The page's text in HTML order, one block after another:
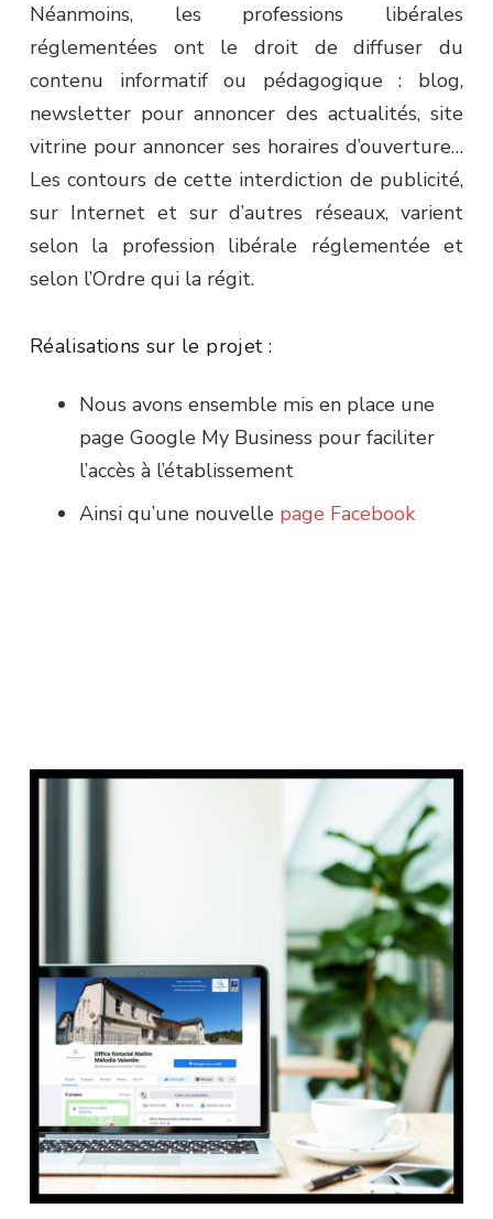
Néanmoins, les professions libérales
réglementées ont le droit de diffuser du
contenu informatif ou pédagogique : blog,
newsletter pour annoncer des actualités, site
vitrine pour annoncer ses horaires d’ouverture…
Les contours de cette interdiction de publicité,
sur Internet et sur d’autres réseaux, varient
selon la profession libérale réglementée et
selon l’Ordre qui la régit.
Réalisations sur le projet :
Nous avons ensemble mis en place une
page Google My Business pour faciliter
l’accès à l’établissement
Ainsi qu’une nouvelle page Facebook